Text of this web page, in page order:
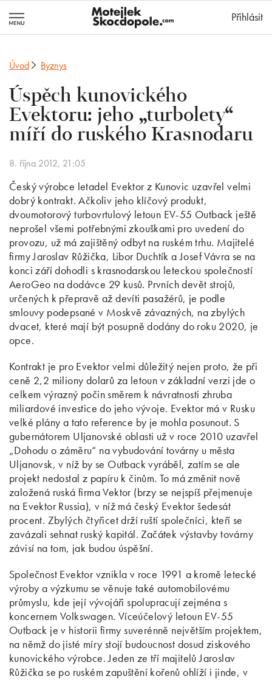
Přihlásit
Úvod Byznys
Úspěch kunovického
Evektoru: jeho „turbolety“
míří do ruského Krasnodaru
8. října 2012, 21:05
Český výrobce letadel Evektor z Kunovic uzavřel velmi
dobrý kontrakt. Ačkoliv jeho klíčový produkt,
dvoumotorový turbovrtulový letoun EV-55 Outback ještě
neprošel všemi potřebnými zkouškami pro uvedení do
provozu, už má zajištěný odbyt na ruském trhu. Majitelé
firmy Jaroslav Růžička, Libor Duchtík a Josef Vávra se na
konci září dohodli s krasnodarskou leteckou společností
AeroGeo na dodávce 29 kusů. Prvních devět strojů,
určených k přepravě až devíti pasažérů, je podle
smlouvy podepsané v Moskvě závazných, na zbylých
dvacet, které mají být posupně dodány do roku 2020, je
opce.
Kontrakt je pro Evektor velmi důležitý nejen proto, že při
ceně 2,2 miliony dolarů za letoun v základní verzi jde o
celkem výrazný počin směrem k návratnosti zhruba
miliardové investice do jeho vývoje. Evektor má v Rusku
velké plány a tato reference by je mohla posunout. S
gubernátorem Uljanovské oblasti už v roce 2010 uzavřel
„Dohodu o záměru“ na vybudování továrny u města
Uljanovsk, v níž by se Outback vyráběl, zatím se ale
projekt nedostal z papíru k činům. To má změnit nově
založená ruská firma Vektor (brzy se nejspíš přejmenuje
na Evektor Russia), v níž má český Evektor šedesát
procent. Zbylých čtyřicet drží ruští společníci, kteří se
zavázali sehnat ruský kapitál. Začátek výstavby továrny
závisí na tom, jak budou úspěšní.
Společnost Evektor vznikla v roce 1991 a kromě letecké
výroby a výzkumu se věnuje také automobilovému
průmyslu, kde její vývojáři spolupracují zejména s
koncernem Volkswagen. Víceúčelový letoun EV-55
Outback je v historii firmy suverénně největším projektem,
na němž do jisté míry stojí budoucnost dosud ziskového
kunovického výrobce. Jeden ze tří majitelů Jaroslav
Růžička se po ruském zapuštění kořenů ohlíží i jinde, v